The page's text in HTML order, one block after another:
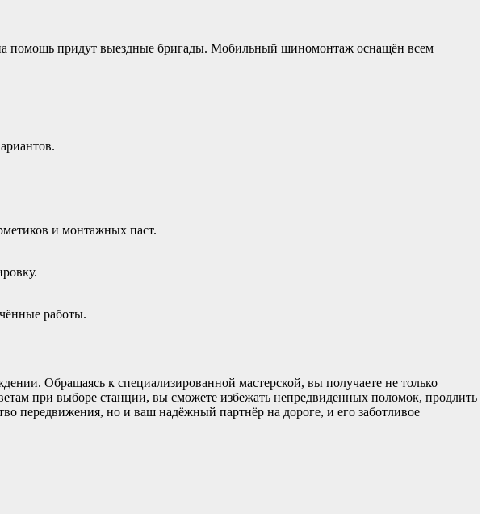
помощь придут выездные бригады. Мобильный шиномонтаж оснащён всем
и монтажных паст.
работы.
Обращаясь к специализированной мастерской, вы получаете не только
при выборе станции, вы сможете избежать непредвиденных поломок, продлить
передвижения, но и ваш надёжный партнёр на дороге, и его заботливое